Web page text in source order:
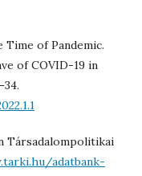
Time of Pandemic.
of COVID-19 in
Társadalompolitikai
adatbank-